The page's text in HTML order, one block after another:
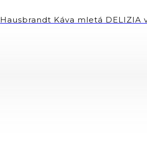
Hausbrandt Káva mletá DELIZIA